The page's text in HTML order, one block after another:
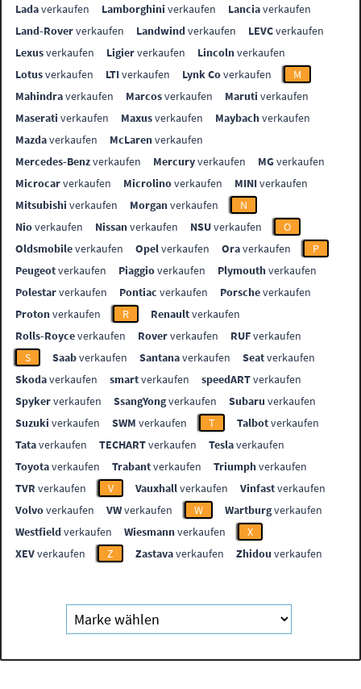
Ladaverkaufen Lamborghini verkaufen Lanciaverkaufen
Land-Roververkaufen Landwindverkaufen LEVCverkaufen
Lexusverkaufen Ligierverkaufen Lincolnverkaufen
Lotusverkaufen LTIverkaufen Lynk Coverkaufen
M
Mahindraverkaufen Marcosverkaufen Maruti verkaufen
Maserati verkaufen Maxusverkaufen Maybachverkaufen
Mazdaverkaufen McLarenverkaufen
Mercedes-Benzverkaufen Mercuryverkaufen MGverkaufen
Microcarverkaufen Microlinoverkaufen MINIverkaufen
Mitsubishi verkaufen Morganverkaufen
N
Nioverkaufen Nissanverkaufen NSUverkaufen
O
Oldsmobileverkaufen Opelverkaufen Oraverkaufen
P
Peugeotverkaufen Piaggioverkaufen Plymouthverkaufen
Polestarverkaufen Pontiac verkaufen Porscheverkaufen
Protonverkaufen R Renaultverkaufen
Rolls-Royceverkaufen Roververkaufen RUFverkaufen
S
Saabverkaufen Santanaverkaufen Seatverkaufen
Skodaverkaufen smartverkaufen speedARTverkaufen
Spykerverkaufen SsangYongverkaufen Subaru verkaufen
Suzuki verkaufen SWM verkaufen T Talbotverkaufen
Tataverkaufen TECHARTverkaufen Teslaverkaufen
Toyotaverkaufen Trabantverkaufen Triumphverkaufen
TVR verkaufen V Vauxhallverkaufen Vinfastverkaufen
Volvoverkaufen VWverkaufen W Wartburgverkaufen
Westfieldverkaufen Wiesmannverkaufen
X
XEVverkaufen Z Zastavaverkaufen Zhidou verkaufen